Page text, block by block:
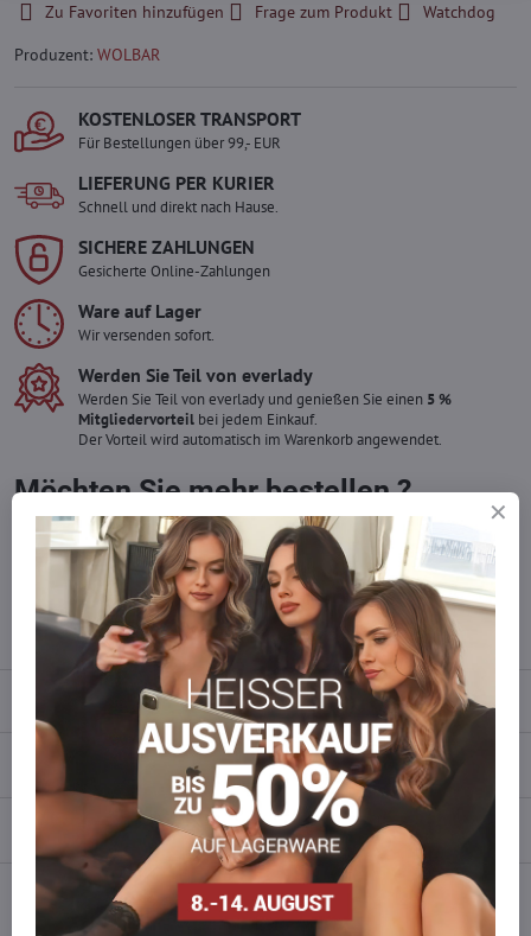
Zu Favoriten hinzufügen Frage zum Produkt
Watchdog
Produzent: WOLBAR
KOSTENLOSER TRANSPORT
Für Bestellungen über 99,- EUR
LIEFERUNG PER KURIER
Schnell und direkt nach Hause.
SICHERE ZAHLUNGEN
Gesicherte Online-Zahlungen
Ware auf Lager
Wir versenden sofort.
Werden Sie Teil von everlady
Werden Sie Teil von everlady und genießen Sie einen 5 %
Mitgliedervorteil bei jedem Einkauf.
Der Vorteil wird automatisch im Warenkorb angewendet.
Möchten Sie mehr bestellen ?
Zögern Sie nicht, uns zu kontaktieren, wir füllen die Ware für Sie
wieder auf!
info​​@everlady​​.eu
Bewertungen
Diskussion 0
FacebookTwitterBlueskyPinterestReddit WhatsApp